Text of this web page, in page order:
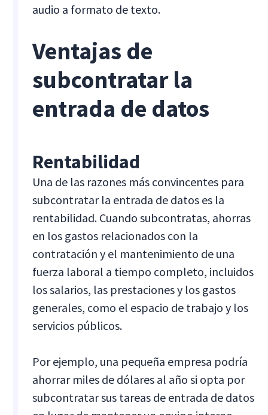
audio a formato de texto.
Ventajas de
subcontratar la
entrada de datos
Rentabilidad
Una de las razones más convincentes para
subcontratar la entrada de datos es la
rentabilidad. Cuando subcontratas, ahorras
en los gastos relacionados con la
contratación y el mantenimiento de una
fuerza laboral a tiempo completo, incluidos
los salarios, las prestaciones y los gastos
generales, como el espacio de trabajo y los
servicios públicos.
Por ejemplo, una pequeña empresa podría
ahorrar miles de dólares al año si opta por
subcontratar sus tareas de entrada de datos